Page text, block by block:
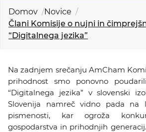
ČLANSTVO
O NAS
KOLEDAR DOGODKOV
NOVICE
KONTAKT
Domov
Novice
Člani Komisije o nujni in
“Digitalnega jezika”
Na zadnjem srečanju AmCham
prihodnost smo ponovno
“Digitalnega jezika” v slovenski
Slovenija namreč vidno pada na
pismenosti, kar ogroža
gospodarstva in prihodnjih